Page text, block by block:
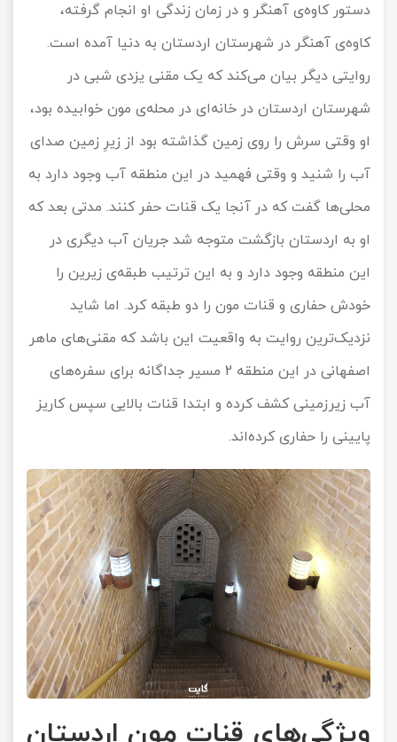
دستور کاوه‌ی آهنگر و در زمان زندگی او انجام گرفته،
کاوه‌ی آهنگر در شهرستان اردستان به دنیا آمده است.
روایتی دیگر بیان می‌کند که یک مقنی یزدی شبی در
شهرستان اردستان در خانه‌ای در محله‌ی مون خوابیده بود،
او وقتی سرش را روی زمین گذاشته بود از زیرِ زمین صدای
آب را شنید و وقتی فهمید در این منطقه آب وجود دارد به
محلی‌ها گفت که در آنجا یک قنات حفر کنند. مدتی بعد که
او به اردستان بازگشت متوجه شد جریان آب دیگری در
این منطقه وجود دارد و به این ترتیب طبقه‌ی زیرین را
خودش حفاری و قنات مون را دو طبقه کرد. اما شاید
نزدیک‌ترین روایت به واقعیت این باشد که مقنی‌های ماهر
اصفهانی در این منطقه 2 مسیر جداگانه برای سفره‌های
آب زیرزمینی کشف کرده و ابتدا قنات بالایی سپس کاریز
پایینی را حفاری کرده‌اند.